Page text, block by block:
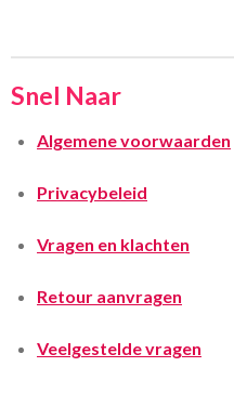
Snel Naar
Algemene voorwaarden
Privacybeleid
Vragen en klachten
Retour aanvragen
Veelgestelde vragen